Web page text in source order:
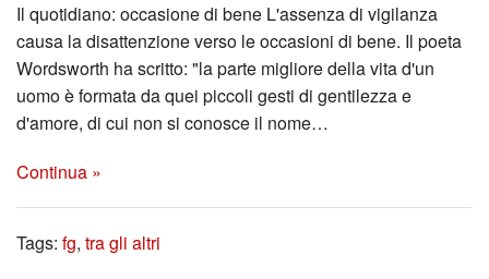
Il quotidiano: occasione di bene L'assenza di vigilanza
causa la disattenzione verso le occasioni di bene. Il poeta
Wordsworth ha scritto: "la parte migliore della vita d'un
uomo è formata da quei piccoli gesti di gentilezza e
d'amore, di cui non si conosce il nome…
Continua »
Tags: fg, tra gli altri